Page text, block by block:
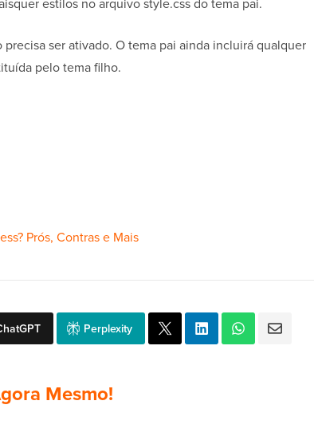
ser ativado. O tema pai ainda incluirá qualquer
pelo tema filho.
Prós, Contras e Mais
Perplexity
Mesmo!